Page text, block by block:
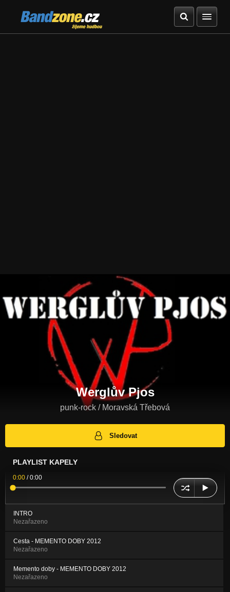
Bandzone.cz
žijeme hudbou
Werglův Pjos
punk-rock / Moravská Třebová
Sledovat
PLAYLIST KAPELY
0:00 /0:00
INTRO
Nezařazeno
Cesta - MEMENTO DOBY 2012
Nezařazeno
Memento doby - MEMENTO DOBY 2012
Nezařazeno